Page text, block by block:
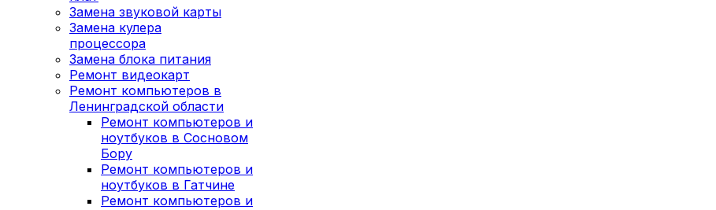
Замена звуковой карты
Замена кулера
процессора
Замена блока питания
Ремонт видеокарт
Ремонт компьютеров в
Ленинградской области
Ремонт компьютеров и
ноутбуков в Сосновом
Бору
Ремонт компьютеров и
ноутбуков в Гатчине
Ремонт компьютеров и